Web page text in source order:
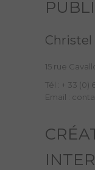
Christel
15 rue
Tél : + 33 (0)
Email :